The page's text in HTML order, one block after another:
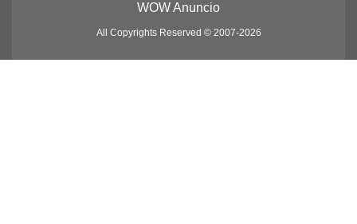
WOW Anuncio
All Copyrights Reserved © 2007-2026